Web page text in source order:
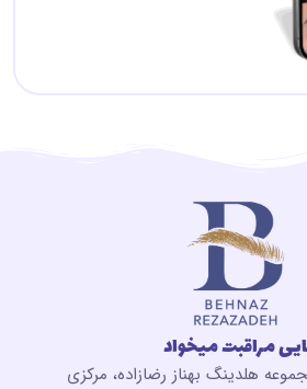
مراقبت میخواد
هلدینگ بهناز رضازاده، مرکزی